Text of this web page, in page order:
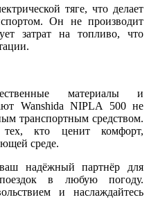
тяге, что делает
Он не производит
затрат на топливо, что
материалы и
Wanshida NIPLA 500 не
транспортным средством.
кто ценит комфорт,
среде.
надёжный партнёр для
в любую погоду.
и наслаждайтесь